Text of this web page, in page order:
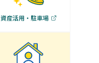
資産活用・駐車場